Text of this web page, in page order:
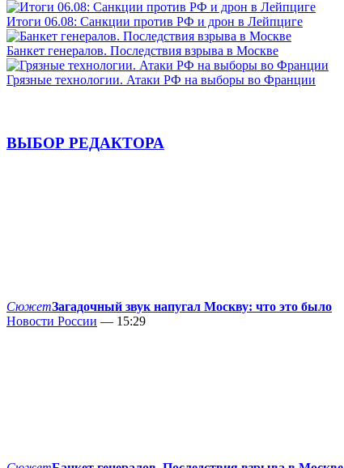
Итоги 06.08: Санкции против РФ и дрон в Лейпциге
Банкет генералов. Последствия взрыва в Москве
Грязные технологии. Атаки РФ на выборы во Франции
ВЫБОР РЕДАКТОРА
СюжетЗагадочный звук напугал Москву: что это было
Новости России — 15:29